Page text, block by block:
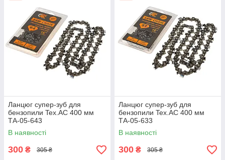
Ланцюг супер-зуб для
бензопили Tex.AC 400 мм
ТА-05-643
В наявності
300 ₴ 305 ₴
Ланцюг супер-зуб для
бензопили Tex.AC 400 мм
ТА-05-633
В наявності
300 ₴ 305 ₴